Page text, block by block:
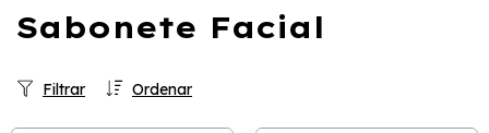
Sabonete Facial
Ordenar
Filtrar